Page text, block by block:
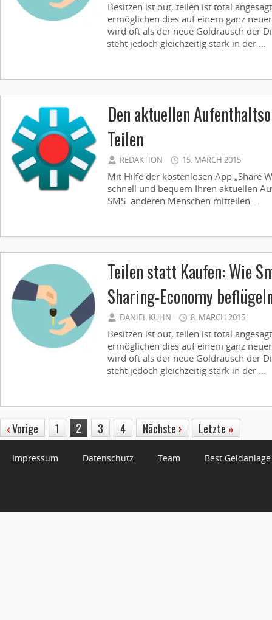
Besitzen ist out, teilen ist total
ermöglichen dies auf einem ganz
wird oft als der neue Goldrausch der
steht jedoch gleichzeitig stark in der ...
Den aktuellen
Teilen
REDAKTION 15. MARCH 2015
Mit Hilfe der kostenlosen App „Share
schnell und bequem Ihren aktuellen
SMS anderen Menschen mitteilen ...
Teilen statt Kaufen: Wie
Sharing-Economy
DANIEL KUHN 8. MARCH 2015
Besitzen ist out, teilen ist total
ermöglichen dies auf einem ganz
wird oft als der neue Goldrausch der
steht jedoch gleichzeitig stark in der ...
‹Vorige 1 2 3 4 Nächste › Letzte »
Impressum Datenschutz Team Best Geldanlage